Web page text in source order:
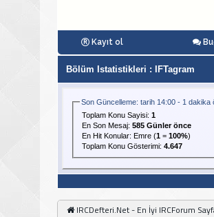
Kayıt ol
Bölüm Istatistikleri : IFTagram
Son Güncelleme: tarih 14:00 - 1 dakika
Toplam Konu Sayisi: 1
En Son Mesaj: 585 Günler önce
En Hit Konular: Emre (1 = 100%)
Toplam Konu Gösterimi: 4.647
IRCDefteri.Net - En İyi IRCForum